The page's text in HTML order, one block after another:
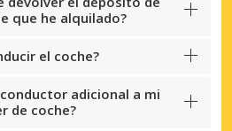
que he alquilado?
el coche?
adicional a mi
de coche?